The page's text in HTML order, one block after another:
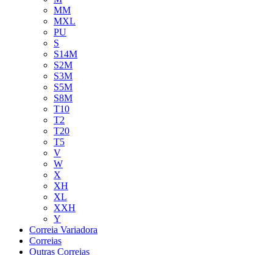
MM
MXL
PU
S
S14M
S2M
S3M
S5M
S8M
T10
T2
T20
T5
V
W
X
XH
XL
XXH
Y
Correia Variadora
Correias
Outras Correias